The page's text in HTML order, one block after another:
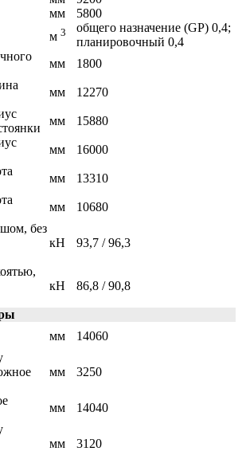
мм
5800
м 3
общего назначение (GP) 0,4;
планировочный 0,4
мм
1800
мм
12270
мм
15880
мм
16000
мм
13310
мм
10680
без
кН 93,7 / 96,3
кН 86,8 / 90,8
мм
14060
мм 3250
мм
14040
мм 3120